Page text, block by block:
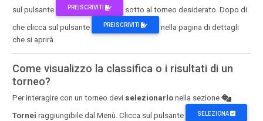
sul pulsante
PREISCRIVITI
sotto al torneo desiderato. Dopo di
che clicca sul pulsante
PREISCRIVITI
nella pagina di dettagli
che si aprirà.
Come visualizzo la classifica o i risultati di un
torneo?
Per interagire con un torneo devi selezionarlo nella sezione
Tornei raggiungibile dal Menù. Clicca sul pulsante SELEZIONA